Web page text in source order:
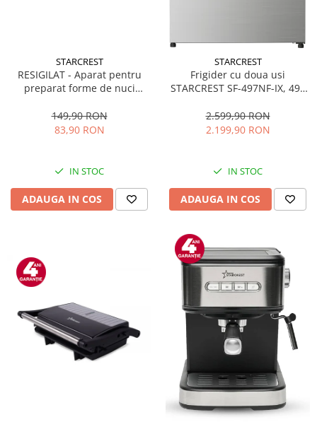
STARCREST
RESIGILAT - Aparat pentru
preparat forme de nuci
forme, 1400W, Indicator
luminos, Placi antiaderente,
149,90 RON
83,90 RON
IN STOC
ADAUGA IN COS
STARCREST
Frigider cu doua usi
STARCREST SF-497NF-IX, 497
Inverter, Clasa E, Display,
Functie super racire, Blocare
2.599,90 RON
2.199,90 RON
IN STOC
ADAUGA IN COS